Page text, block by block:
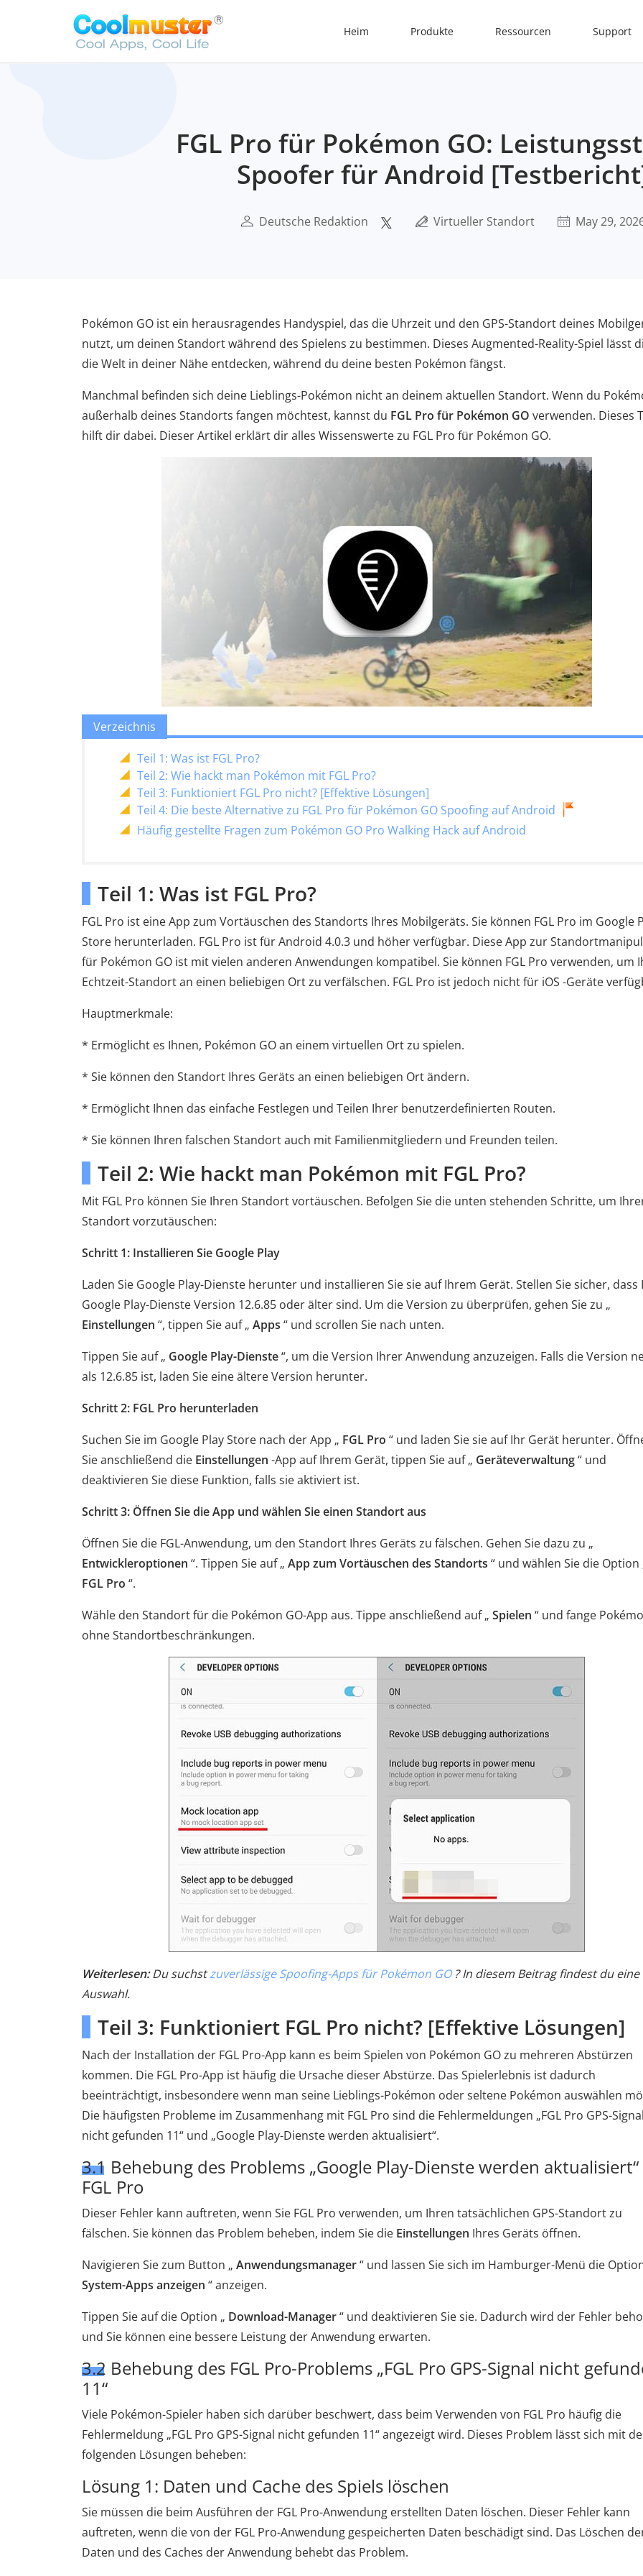
Heim Produkte Ressourcen Support
FGL Pro für Pokémon GO:
Spoofer für Android
Deutsche Redaktion Virtueller Standort May 29,
Pokémon GO ist ein herausragendes Handyspiel, das die Uhrzeit und den GPS-Standort deines
nutzt, um deinen Standort während des Spielens zu bestimmen. Dieses Augmented-Reality-Spiel lässt
die Welt in deiner Nähe entdecken, während du deine besten Pokémon fängst.
Manchmal befinden sich deine Lieblings-Pokémon nicht an deinem aktuellen Standort. Wenn du
außerhalb deines Standorts fangen möchtest, kannst du FGL Pro für Pokémon GO verwenden. Dieses
hilft dir dabei. Dieser Artikel erklärt dir alles Wissenswerte zu FGL Pro für Pokémon GO.
Verzeichnis
Teil 1: Was ist FGL Pro?
Teil 2: Wie hackt man Pokémon mit FGL Pro?
Teil 3: Funktioniert FGL Pro nicht? [Effektive Lösungen]
Teil 4: Die beste Alternative zu FGL Pro für Pokémon GO Spoofing auf Android
Häufig gestellte Fragen zum Pokémon GO Pro Walking Hack auf Android
Teil 1: Was ist FGL Pro?
FGL Pro ist eine App zum Vortäuschen des Standorts Ihres Mobilgeräts. Sie können FGL Pro im Google
Store herunterladen. FGL Pro ist für Android 4.0.3 und höher verfügbar. Diese App zur
für Pokémon GO ist mit vielen anderen Anwendungen kompatibel. Sie können FGL Pro verwenden, um
Echtzeit-Standort an einen beliebigen Ort zu verfälschen. FGL Pro ist jedoch nicht für iOS -Geräte
Hauptmerkmale:
* Ermöglicht es Ihnen, Pokémon GO an einem virtuellen Ort zu spielen.
* Sie können den Standort Ihres Geräts an einen beliebigen Ort ändern.
* Ermöglicht Ihnen das einfache Festlegen und Teilen Ihrer benutzerdefinierten Routen.
* Sie können Ihren falschen Standort auch mit Familienmitgliedern und Freunden teilen.
Teil 2: Wie hackt man Pokémon mit FGL Pro?
Mit FGL Pro können Sie Ihren Standort vortäuschen. Befolgen Sie die unten stehenden Schritte, um
Standort vorzutäuschen:
Schritt 1: Installieren Sie Google Play
Laden Sie Google Play-Dienste herunter und installieren Sie sie auf Ihrem Gerät. Stellen Sie sicher, dass
Google Play-Dienste Version 12.6.85 oder älter sind. Um die Version zu überprüfen, gehen Sie zu „
Einstellungen “, tippen Sie auf „ Apps “ und scrollen Sie nach unten.
Tippen Sie auf „ Google Play-Dienste“, um die Version Ihrer Anwendung anzuzeigen. Falls die Version
als 12.6.85 ist, laden Sie eine ältere Version herunter.
Schritt 2: FGL Pro herunterladen
Suchen Sie im Google Play Store nach der App „ FGL Pro “ und laden Sie sie auf Ihr Gerät herunter.
Sie anschließend die Einstellungen -App auf Ihrem Gerät, tippen Sie auf „ Geräteverwaltung“ und
deaktivieren Sie diese Funktion, falls sie aktiviert ist.
Schritt 3: Öffnen Sie die App und wählen Sie einen Standort aus
Öffnen Sie die FGL-Anwendung, um den Standort Ihres Geräts zu fälschen. Gehen Sie dazu zu „
Entwickleroptionen “. Tippen Sie auf „ App zum Vortäuschen des Standorts “ und wählen Sie die Option
FGL Pro “.
Wähle den Standort für die Pokémon GO-App aus. Tippe anschließend auf „ Spielen “ und fange
ohne Standortbeschränkungen.
Weiterlesen:Du suchstzuverlässige Spoofing-Apps für Pokémon GO? In diesem Beitrag findest du eine
Auswahl.
Teil 3: Funktioniert FGL Pro nicht? [Effektive Lösungen]
Nach der Installation der FGL Pro-App kann es beim Spielen von Pokémon GO zu mehreren Abstürzen
kommen. Die FGL Pro-App ist häufig die Ursache dieser Abstürze. Das Spielerlebnis ist dadurch
beeinträchtigt, insbesondere wenn man seine Lieblings-Pokémon oder seltene Pokémon auswählen
Die häufigsten Probleme im Zusammenhang mit FGL Pro sind die Fehlermeldungen „FGL Pro GPS-Signal
nicht gefunden 11“ und „Google Play-Dienste werden aktualisiert“.
3.1 Behebung des Problems „Google Play-Dienste werden aktualisiert“
FGL Pro
Dieser Fehler kann auftreten, wenn Sie FGL Pro verwenden, um Ihren tatsächlichen GPS-Standort zu
fälschen. Sie können das Problem beheben, indem Sie die Einstellungen Ihres Geräts öffnen.
Navigieren Sie zum Button „ Anwendungsmanager“ und lassen Sie sich im Hamburger-Menü die
System-Apps anzeigen “ anzeigen.
Tippen Sie auf die Option „ Download-Manager“ und deaktivieren Sie sie. Dadurch wird der Fehler
und Sie können eine bessere Leistung der Anwendung erwarten.
3.2 Behebung des FGL Pro-Problems „FGL Pro GPS-Signal nicht
11“
Viele Pokémon-Spieler haben sich darüber beschwert, dass beim Verwenden von FGL Pro häufig die
Fehlermeldung „FGL Pro GPS-Signal nicht gefunden 11“ angezeigt wird. Dieses Problem lässt sich mit
folgenden Lösungen beheben:
Lösung 1: Daten und Cache des Spiels löschen
Sie müssen die beim Ausführen der FGL Pro-Anwendung erstellten Daten löschen. Dieser Fehler kann
auftreten, wenn die von der FGL Pro-Anwendung gespeicherten Daten beschädigt sind. Das Löschen
Daten und des Caches der Anwendung behebt das Problem.